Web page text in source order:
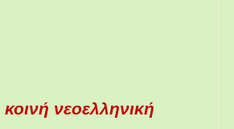
κοινή νεοελληνική